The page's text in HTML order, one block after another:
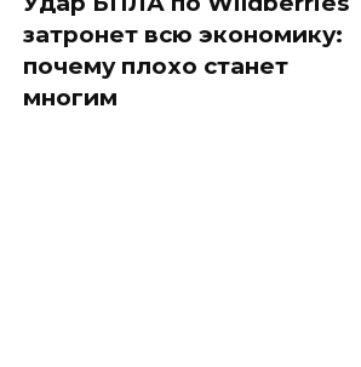
затронет всю экономику:
почему плохо станет
многим